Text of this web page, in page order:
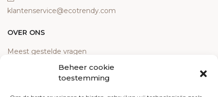
Beheer cookie
toestemming
klantenservice@ecotrendy.com
OVER ONS
Meest gestelde vragen
Algemene voorwaarden